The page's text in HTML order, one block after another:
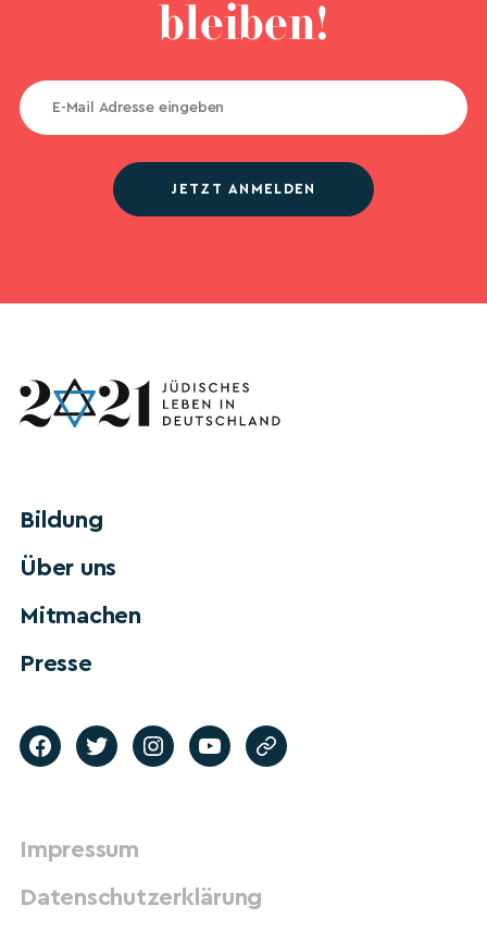
bleiben!
JETZT ANMELDEN
Bildung
Über uns
Mitmachen
Presse
Impressum
Datenschutzerklärung